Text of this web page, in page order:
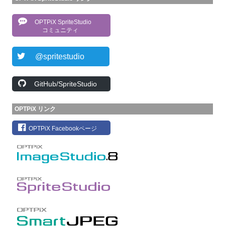
OPTPiX SpriteStudio
コミュニティ
@spritestudio
GitHub/SpriteStudio
OPTPiX リンク
OPTPiX Facebookページ